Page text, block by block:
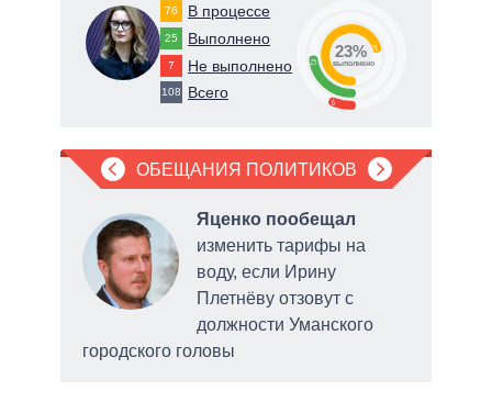
76 В процессе
25 Выполнено
7 Не выполнено
108 Всего
6
23
71
23%
выполнено
ОБЕЩАНИЯ ПОЛИТИКОВ
Яценко пообещал
изменить тарифы на
воду, если Ирину
Плетнёву отзовут с
должности Уманского
городского головы